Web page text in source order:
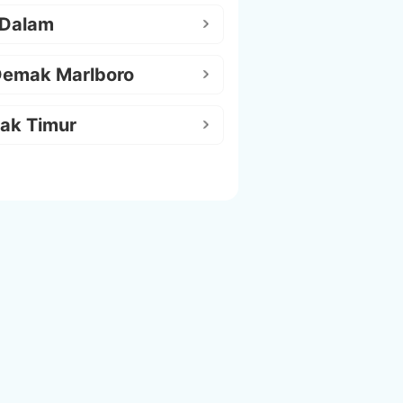
Marlboro
Timur